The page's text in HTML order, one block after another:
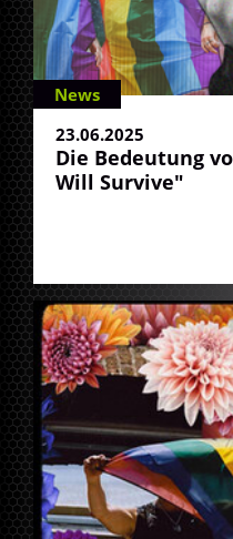
News
23.06.2025
Die Bedeutung
Will Survive"